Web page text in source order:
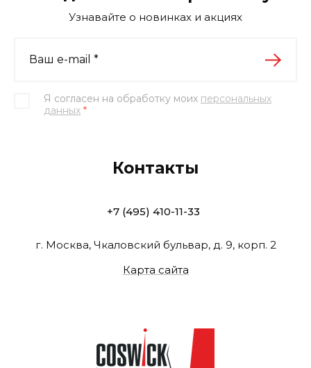
Контакты
+7 (495) 410-11-33
г. Москва, Чкаловский бульвар, д. 9, корп. 2
Карта сайта
Узнавайте о новинках и акциях
Я согласен на обработку моих персональных
данных *